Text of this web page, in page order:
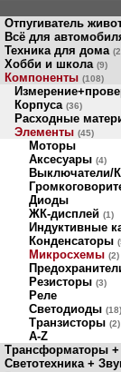
Отпугиватель
Всё для
Техника для дома
Хобби и школа (9)
Компоненты (108)
Корпуса (36)
Расходные
Элементы (45)
Моторы
Аксесуары (4)
Выключатели/
Диоды
ЖК-дисплей (1)
Индуктивные
Конденсаторы
Микросхемы (2)
Резисторы (3)
Реле
Светодиоды (18)
Транзисторы (2)
A-Z
Трансформаторы
Светотехника +